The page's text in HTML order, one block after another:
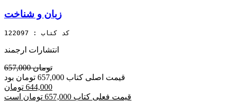
زبان و شناخت
کد کتاب : 122097
انتشارات ارجمند
657,000 تومان
قیمت اصلی کتاب 657,000 تومان بود
644,000 تومان
قیمت فعلی کتاب 657,000 تومان است